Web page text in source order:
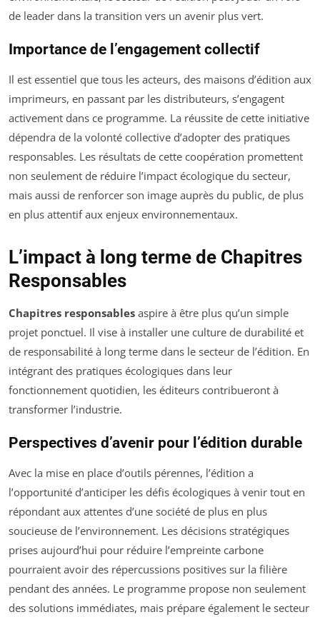
de leader dans la transition vers un avenir plus vert.
Importance de l’engagement collectif
Il est essentiel que tous les acteurs, des maisons d’édition aux
imprimeurs, en passant par les distributeurs, s’engagent
activement dans ce programme. La réussite de cette initiative
dépendra de la volonté collective d’adopter des pratiques
responsables. Les résultats de cette coopération promettent
non seulement de réduire l’impact écologique du secteur,
mais aussi de renforcer son image auprès du public, de plus
en plus attentif aux enjeux environnementaux.
L’impact à long terme de Chapitres
Responsables
Chapitres responsables aspire à être plus qu’un simple
projet ponctuel. Il vise à installer une culture de durabilité et
de responsabilité à long terme dans le secteur de l’édition. En
intégrant des pratiques écologiques dans leur
fonctionnement quotidien, les éditeurs contribueront à
transformer l’industrie.
Perspectives d’avenir pour l’édition durable
Avec la mise en place d’outils pérennes, l’édition a
l’opportunité d’anticiper les défis écologiques à venir tout en
répondant aux attentes d’une société de plus en plus
soucieuse de l’environnement. Les décisions stratégiques
prises aujourd’hui pour réduire l’empreinte carbone
pourraient avoir des répercussions positives sur la filière
pendant des années. Le programme propose non seulement
des solutions immédiates, mais prépare également le secteur